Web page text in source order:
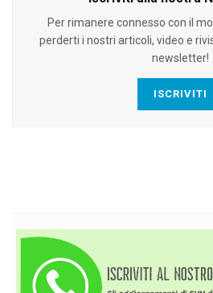
Per rimanere connesso con il
perderti i nostri articoli, video e
newsletter!
ISCRIVITI